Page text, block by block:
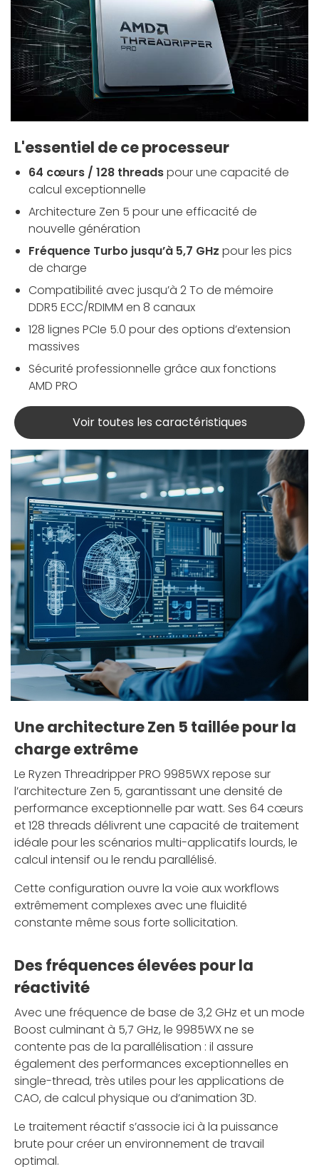
L'essentiel de ce processeur
64 cœurs / 128 threadspour une capacité de
calcul exceptionnelle
Architecture Zen 5 pour une efficacité de
nouvelle génération
Fréquence Turbo jusqu’à 5,7 GHz pour les pics
de charge
Compatibilité avec jusqu’à 2 To de mémoire
DDR5 ECC/RDIMM en 8 canaux
128 lignes PCIe 5.0 pour des options d’extension
massives
Sécurité professionnelle grâce aux fonctions
AMD PRO
Voir toutes les caractéristiques
Une architecture Zen 5 taillée pour la
charge extrême
Le Ryzen Threadripper PRO 9985WX repose sur
l’architecture Zen 5, garantissant une densité de
performance exceptionnelle par watt. Ses 64 cœurs
et 128 threads délivrent une capacité de traitement
idéale pour les scénarios multi-applicatifs lourds, le
calcul intensif ou le rendu parallélisé.
Cette configuration ouvre la voie aux workflows
extrêmement complexes avec une fluidité
constante même sous forte sollicitation.
Des fréquences élevées pour la
réactivité
Avec une fréquence de base de 3,2 GHz et un mode
Boost culminant à 5,7 GHz, le 9985WX ne se
contente pas de la parallélisation : il assure
également des performances exceptionnelles en
single-thread, très utiles pour les applications de
CAO, de calcul physique ou d’animation 3D.
Le traitement réactif s’associe ici à la puissance
brute pour créer un environnement de travail
optimal.